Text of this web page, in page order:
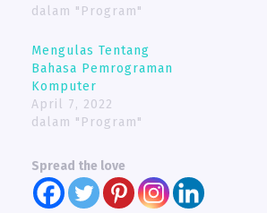
dalam "Program"
Mengulas Tentang
Bahasa Pemrograman
Komputer
April 7, 2022
dalam "Program"
Spread the love